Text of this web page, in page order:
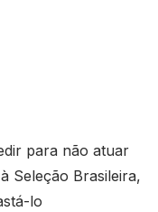
para não atuar
Seleção Brasileira,
lo